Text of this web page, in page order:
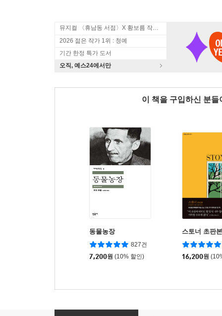
뮤지컬 〈휴남동 서점〉X 황보름 작가 북토크
2026 젊은 작가 1위 : 청예
기간 한정 특가 도서
오직, 예스24에서만
이 책을 구입하신 분
동물농장
827건
7,200원 (10% 할인)
스토너 초판본
16,200원